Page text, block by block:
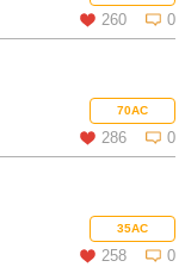
260 0
コメントを見る70AC
286 0
コメントを見る35AC
258 0